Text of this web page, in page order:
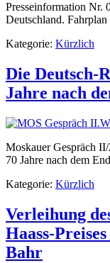
Presseinformation Nr.
Deutschland.
Kategorie: Kürzlich
Die Deutsch-
Jahre nach
Moskauer Gespräch
70 Jahre nach dem
Kategorie: Kürzlich
Verleihung
Haass-
Bahr